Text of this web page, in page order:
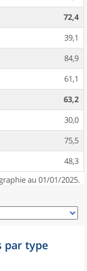
72,4
39,1
84,9
61,1
63,2
30,0
75,5
48,3
au 01/01/2025.
par type